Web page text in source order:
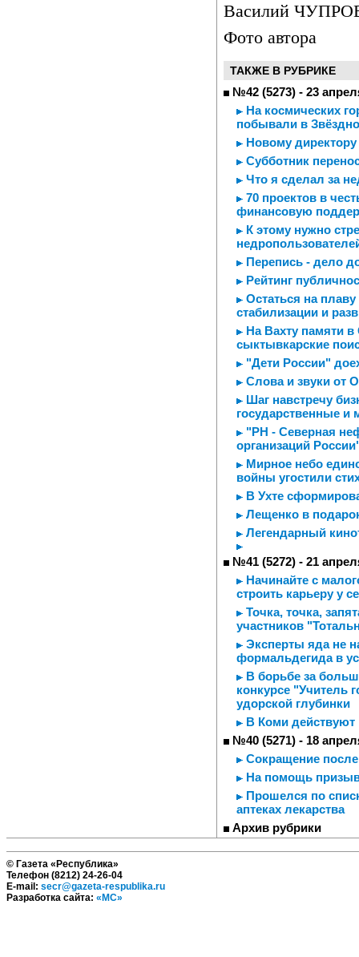
Василий
Фото автора
ТАКЖЕ В РУБРИКЕ
№42 (5273) - 23
На космических
побывали в
Новому
Субботник
Что я сделал за
70 проектов в
финансовую
К этому нужно
Перепись - дело
Рейтинг
Остаться на
стабилизации и
На Вахту памяти
сыктывкарские
"Дети России"
Слова и звуки от
Шаг навстречу
государственные и
"РН - Северная
организаций
Мирное небо
войны угостили
В Ухте
Лещенко в
Легендарный
№41 (5272) - 21
Начинайте с
строить карьеру у
Точка, точка,
участников
Эксперты яда не
формальдегида в
В борьбе за
конкурсе "Учитель
удорской глубинки
В Коми
№40 (5271) - 18
Сокращение
На помощь
Прошелся по
аптеках лекарства
Архив рубрики
© Газета «Республика»
Телефон (8212) 24-26-04
E-mail: secr@gazeta-respublika.ru
Разработка сайта: «МС»